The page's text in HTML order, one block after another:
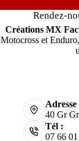
Rendez-
Créations MX
Motocross et
Adresse
40 Gr
Tél :
07 66